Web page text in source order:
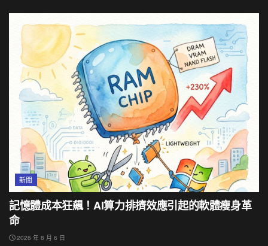
新聞
記憶體成本狂飆！AI算力排擠效應引起的軟體瘦身革
命
2026 年 8 月 6 日